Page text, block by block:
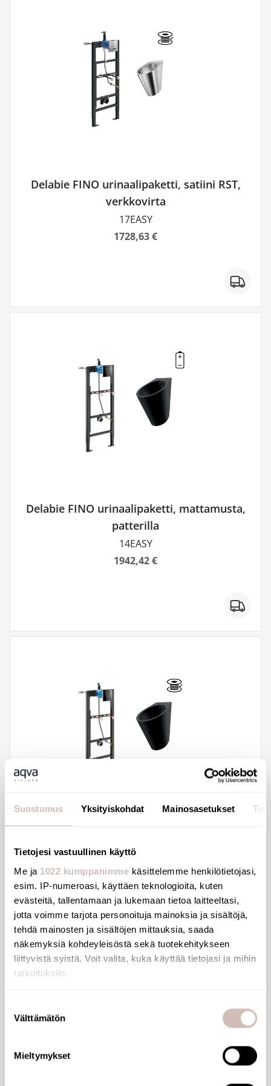
Suostumus Yksityiskohdat Mainosasetukset
Tietojesi vastuullinen käyttö
Me ja 1022 kumppanimme käsittelemme henkilötietojasi,
esim. IP-numeroasi, käyttäen teknologioita, kuten
evästeitä, tallentamaan ja lukemaan tietoa laitteeltasi,
jotta voimme tarjota personoituja mainoksia ja sisältöjä,
tehdä mainosten ja sisältöjen mittauksia, saada
näkemyksiä kohdeyleisöstä sekä tuotekehitykseen
liittyvistä syistä. Voit valita, kuka käyttää tietojasi ja mihin
tarkoituksiin.
Kerätä tietoja maantieteellisestä sijainnistasi,
Tunnistaa laitteesi skannaamalla sen ominaispiirteitä
aktiivisesti (sormenjäljen muodostaminen)
valinta
Välttämätön
Mieltymykset
Delabie FINO urinaalipaketti, satiini RST,
verkkovirta
17EASY
1728,63 €
Delabie FINO urinaalipaketti, mattamusta,
patterilla
14EASY
1942,42 €
verkkovirta
15EASY
1942,42 €